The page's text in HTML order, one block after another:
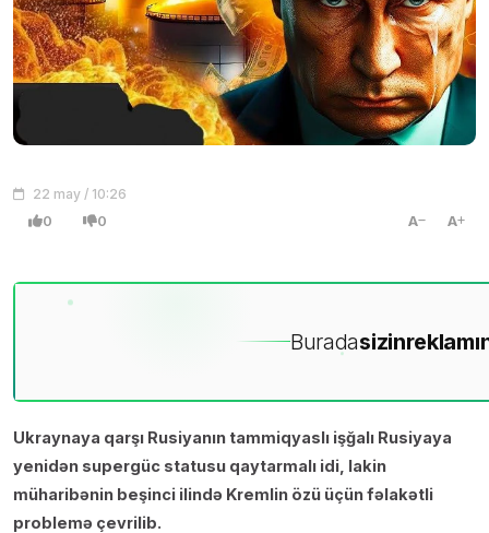
22 may / 10:26
0 0 A A
Buradasizin
Ukraynaya qarşı Rusiyanın tammiqyaslı işğalı Rusiyaya
yenidən supergüc statusu qaytarmalı idi, lakin
müharibənin beşinci ilində Kremlin özü üçün fəlakətli
problemə çevrilib.